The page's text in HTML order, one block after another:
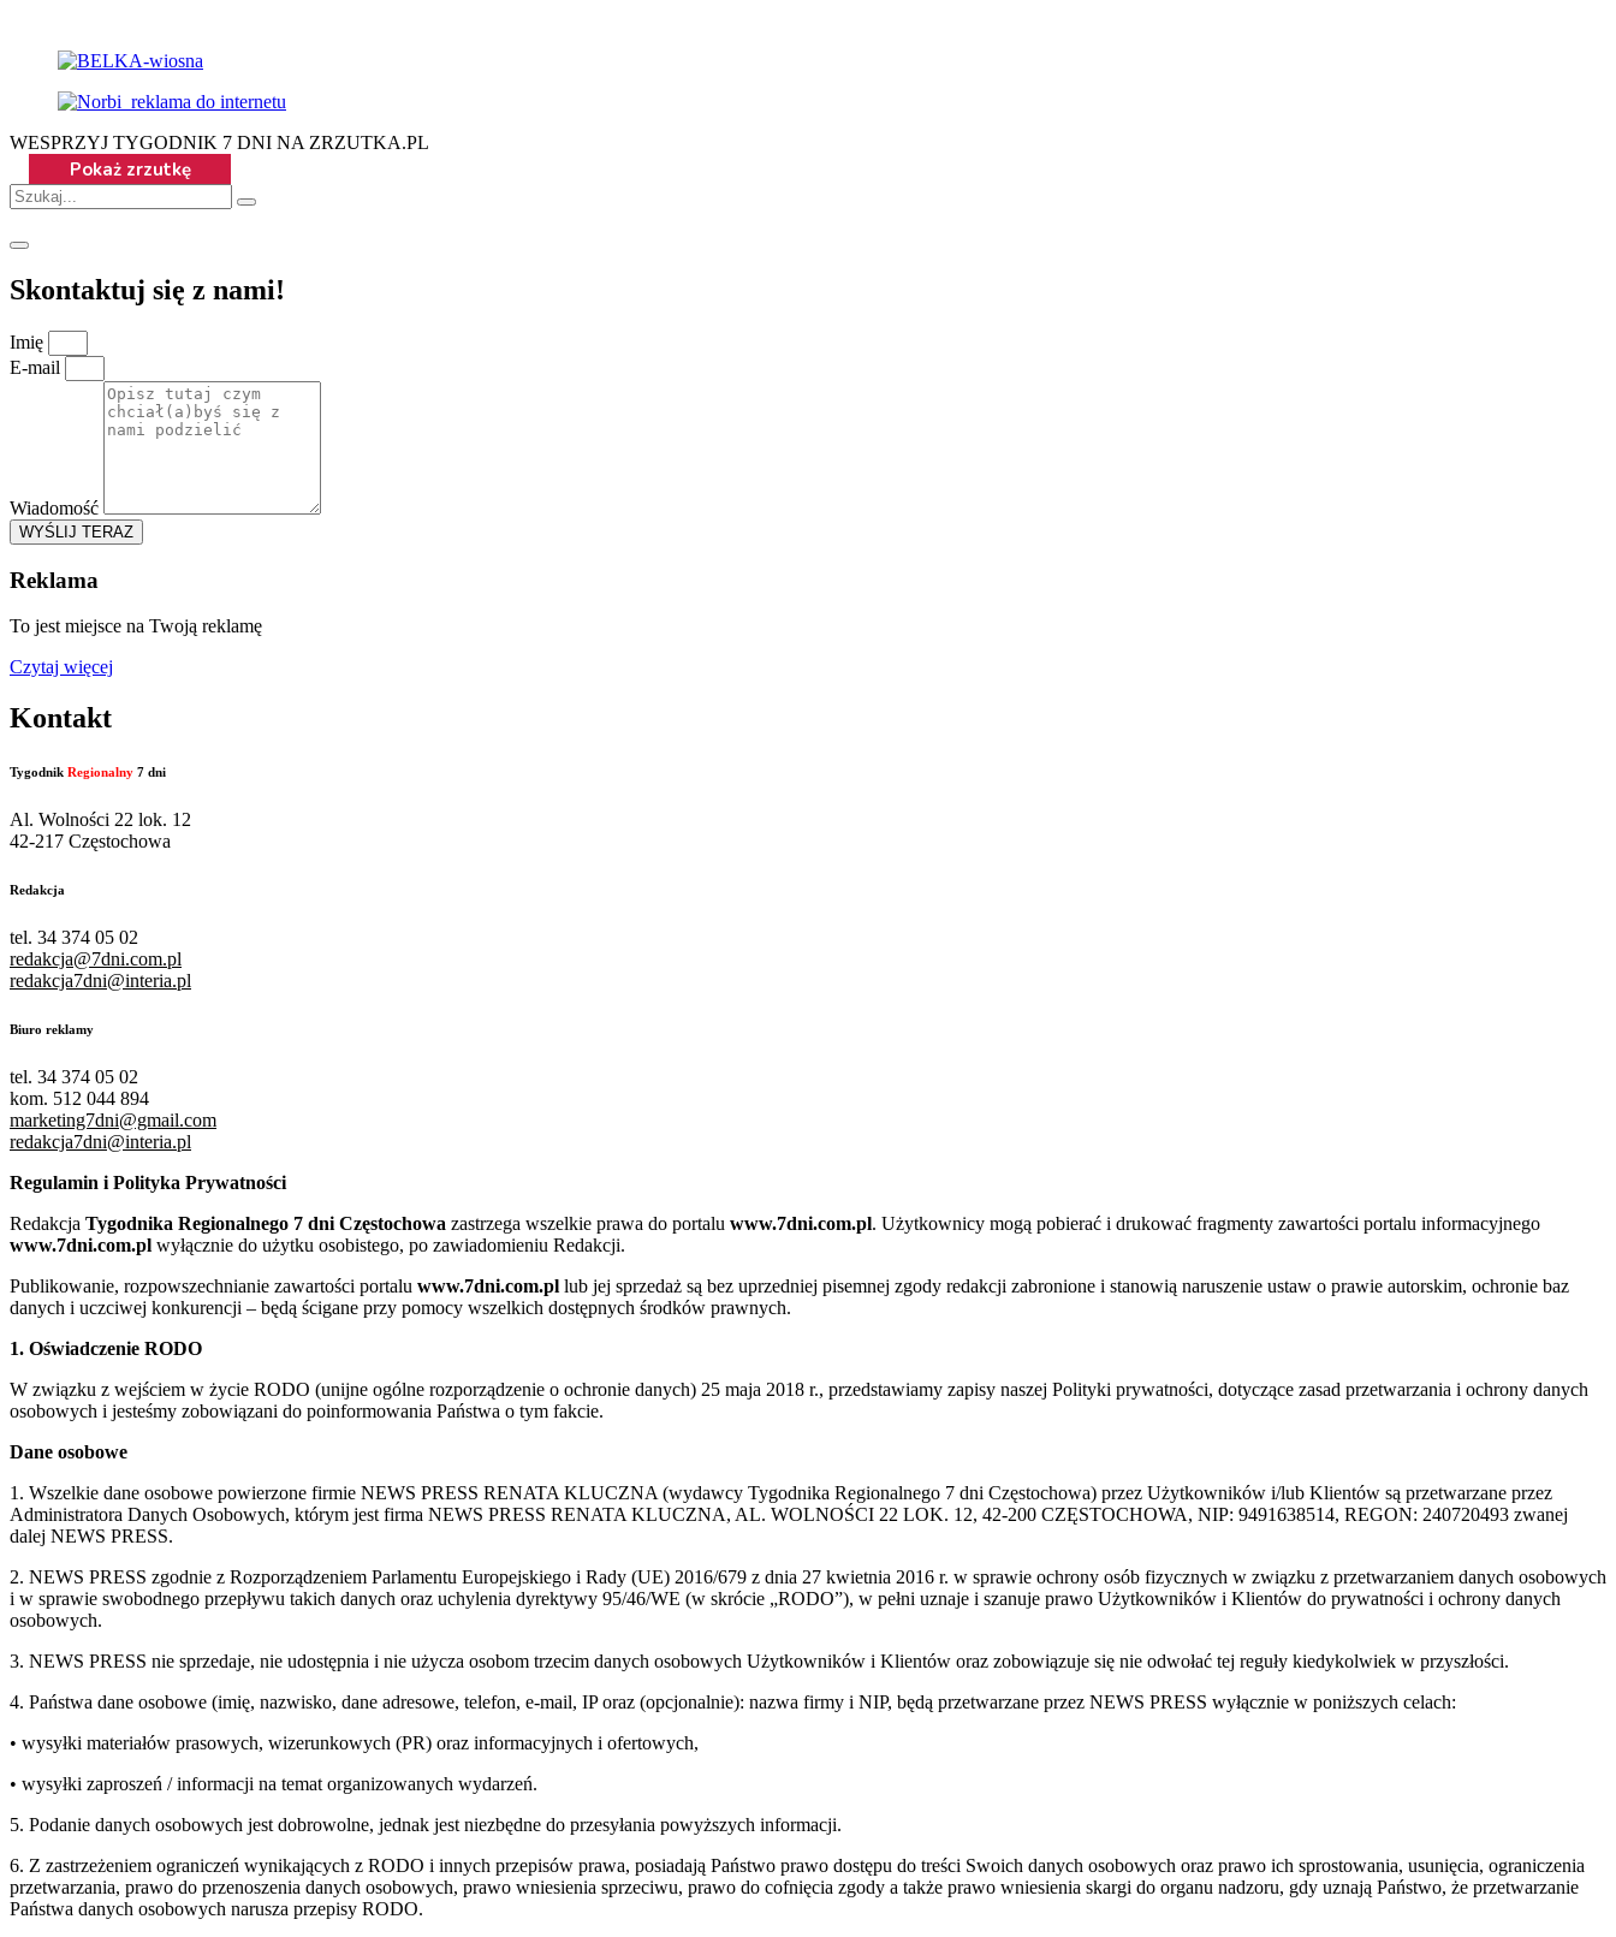
WESPRZYJ TYGODNIK 7 DNI NA ZRZUTKA.PL
Skontaktuj się z nami!
Imię
E-mail
Wiadomość
WYŚLIJ TERAZ
Reklama
To jest miejsce na Twoją reklamę
Czytaj więcej
Kontakt
Tygodnik Regionalny 7 dni
Al. Wolności 22 lok. 12
42-217 Częstochowa
Redakcja
tel. 34 374 05 02
redakcja@7dni.com.pl
redakcja7dni@interia.pl
Biuro reklamy
tel. 34 374 05 02
kom. 512 044 894
marketing7dni@gmail.com
redakcja7dni@interia.pl
Regulamin i Polityka Prywatności
Redakcja Tygodnika Regionalnego 7 dni Częstochowa zastrzega wszelkie prawa do portalu www.7dni.com.pl. Użytkownicy mogą pobierać i drukować fragmenty zawartości portalu informacyjnego
www.7dni.com.pl wyłącznie do użytku osobistego, po zawiadomieniu Redakcji.
Publikowanie, rozpowszechnianie zawartości portalu www.7dni.com.pl lub jej sprzedaż są bez uprzedniej pisemnej zgody redakcji zabronione i stanowią naruszenie ustaw o prawie autorskim, ochronie baz
danych i uczciwej konkurencji – będą ścigane przy pomocy wszelkich dostępnych środków prawnych.
1. Oświadczenie RODO
W związku z wejściem w życie RODO (unijne ogólne rozporządzenie o ochronie danych) 25 maja 2018 r., przedstawiamy zapisy naszej Polityki prywatności, dotyczące zasad przetwarzania i ochrony danych
osobowych i jesteśmy zobowiązani do poinformowania Państwa o tym fakcie.
Dane osobowe
1. Wszelkie dane osobowe powierzone firmie NEWS PRESS RENATA KLUCZNA (wydawcy Tygodnika Regionalnego 7 dni Częstochowa) przez Użytkowników i/lub Klientów są przetwarzane przez
Administratora Danych Osobowych, którym jest firma NEWS PRESS RENATA KLUCZNA, AL. WOLNOŚCI 22 LOK. 12, 42-200 CZĘSTOCHOWA, NIP: 9491638514, REGON: 240720493 zwanej
dalej NEWS PRESS.
2. NEWS PRESS zgodnie z Rozporządzeniem Parlamentu Europejskiego i Rady (UE) 2016/679 z dnia 27 kwietnia 2016 r. w sprawie ochrony osób fizycznych w związku z przetwarzaniem danych osobowych
i w sprawie swobodnego przepływu takich danych oraz uchylenia dyrektywy 95/46/WE (w skrócie „RODO”), w pełni uznaje i szanuje prawo Użytkowników i Klientów do prywatności i ochrony danych
osobowych.
3. NEWS PRESS nie sprzedaje, nie udostępnia i nie użycza osobom trzecim danych osobowych Użytkowników i Klientów oraz zobowiązuje się nie odwołać tej reguły kiedykolwiek w przyszłości.
4. Państwa dane osobowe (imię, nazwisko, dane adresowe, telefon, e-mail, IP oraz (opcjonalnie): nazwa firmy i NIP, będą przetwarzane przez NEWS PRESS wyłącznie w poniższych celach:
• wysyłki materiałów prasowych, wizerunkowych (PR) oraz informacyjnych i ofertowych,
• wysyłki zaproszeń / informacji na temat organizowanych wydarzeń.
5. Podanie danych osobowych jest dobrowolne, jednak jest niezbędne do przesyłania powyższych informacji.
6. Z zastrzeżeniem ograniczeń wynikających z RODO i innych przepisów prawa, posiadają Państwo prawo dostępu do treści Swoich danych osobowych oraz prawo ich sprostowania, usunięcia, ograniczenia
przetwarzania, prawo do przenoszenia danych osobowych, prawo wniesienia sprzeciwu, prawo do cofnięcia zgody a także prawo wniesienia skargi do organu nadzoru, gdy uznają Państwo, że przetwarzanie
Państwa danych osobowych narusza przepisy RODO.